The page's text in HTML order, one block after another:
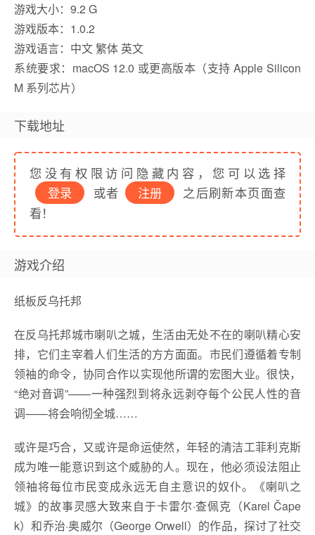
游戏大小：9.2 G
游戏版本：1.0.2
游戏语言：中文 繁体 英文
系统要求：macOS 12.0 或更高版本（支持 Apple Silicon
M 系列芯片）
下载地址
您没有权限访问隐藏内容，您可以选择
登录
或者 注册
之后刷新本页面查
看！
游戏介绍
纸板反乌托邦
在反乌托邦城市喇叭之城，生活由无处不在的喇叭精心安
排，它们主宰着人们生活的方方面面。市民们遵循着专制
领袖的命令，协同合作以实现他所谓的宏图大业。很快，
“绝对音调”——一种强烈到将永远剥夺每个公民人性的音
调——将会响彻全城……
或许是巧合，又或许是命运使然，年轻的清洁工菲利克斯
成为唯一能意识到这个威胁的人。现在，他必须设法阻止
领袖将每位市民变成永远无自主意识的奴仆。《喇叭之
城》的故事灵感大致来自于卡雷尔·查佩克（Karel Čape
k）和乔治·奥威尔（George Orwell）的作品，探讨了社交